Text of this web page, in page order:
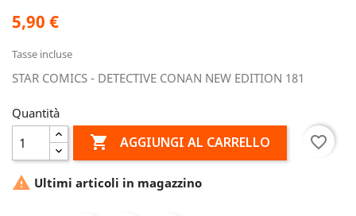
5,90 €
Tasse incluse
STAR COMICS - DETECTIVE CONAN NEW EDITION 181
Quantità
 AGGIUNGI AL CARRELLO favorite_border
 Ultimi articoli in magazzino